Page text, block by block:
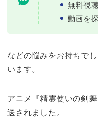
無料視
動画を
などの悩みをお持ちで
います。
アニメ『精霊使いの剣
送されました。